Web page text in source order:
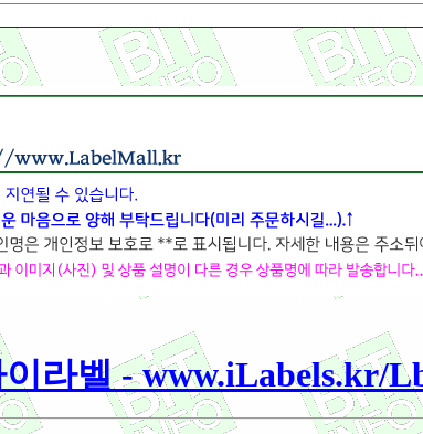
라벨 - www.iLabels.kr/